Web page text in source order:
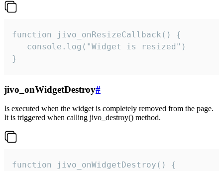
function jivo_onResizeCallback() {
   console.log("Widget is resized")
}
jivo_onWidgetDestroy#
Is executed when the widget is completely removed from the page.
It is triggered when calling jivo_destroy() method.
function jivo_onWidgetDestroy() {